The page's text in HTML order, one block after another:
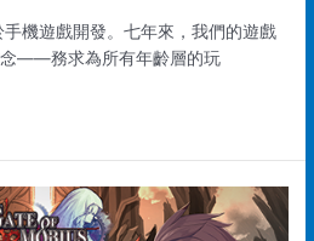
機遊戲開發。七年來，我們的遊戲
——務求為所有年齡層的玩